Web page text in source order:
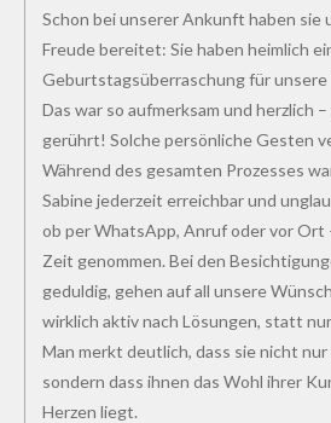
Schon bei unserer Ankunft haben sie
Freude bereitet: Sie haben heimlich
Geburtstagsüberraschung für
Das war so aufmerksam und herzlich
gerührt! Solche persönliche Gesten
Während des gesamten Prozesses
Sabine jederzeit erreichbar und
ob per WhatsApp, Anruf oder vor Ort
Zeit genommen. Bei den
geduldig, gehen auf all unsere
wirklich aktiv nach Lösungen, statt
Man merkt deutlich, dass sie nicht
sondern dass ihnen das Wohl ihrer
Herzen liegt.